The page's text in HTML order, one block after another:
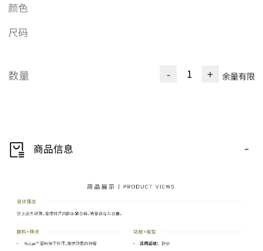
颜色
尺码
数量 - + 余量有限
商品信息 -